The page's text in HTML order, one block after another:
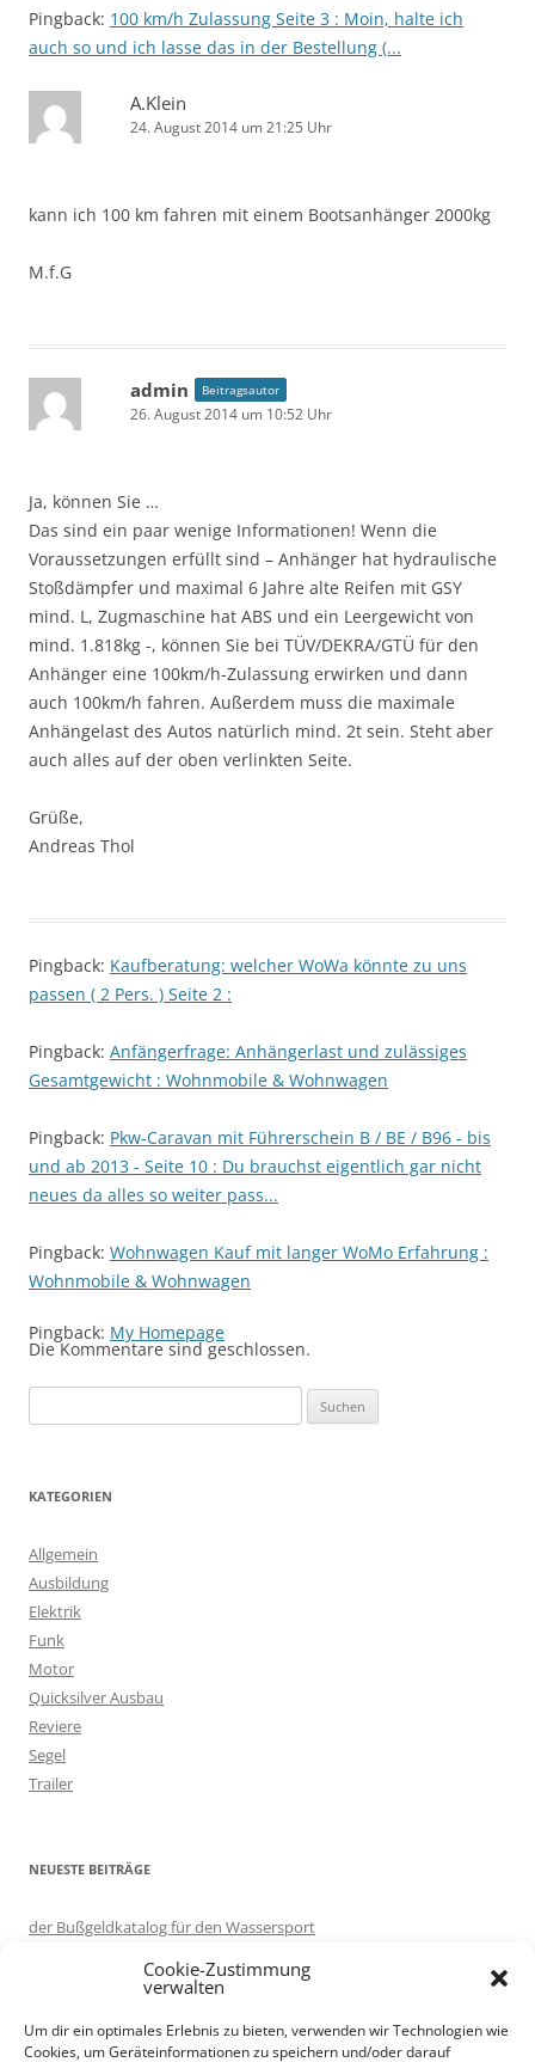
Pingback: 100 km/h Zulassung Seite 3 : Moin, halte ich
auch so und ich lasse das in der Bestellung (...
A.Klein
24. August 2014 um 21:25 Uhr
kann ich 100 km fahren mit einem Bootsanhänger 2000kg
M.f.G
admin Beitragsautor
26. August 2014 um 10:52 Uhr
Ja, können Sie …
Das sind ein paar wenige Informationen! Wenn die
Voraussetzungen erfüllt sind – Anhänger hat hydraulische
Stoßdämpfer und maximal 6 Jahre alte Reifen mit GSY
mind. L, Zugmaschine hat ABS und ein Leergewicht von
mind. 1.818kg -, können Sie bei TÜV/DEKRA/GTÜ für den
Anhänger eine 100km/h-Zulassung erwirken und dann
auch 100km/h fahren. Außerdem muss die maximale
Anhängelast des Autos natürlich mind. 2t sein. Steht aber
auch alles auf der oben verlinkten Seite.
Grüße,
Andreas Thol
Pingback: Kaufberatung: welcher WoWa könnte zu uns
passen ( 2 Pers. ) Seite 2 :
Pingback: Anfängerfrage: Anhängerlast und zulässiges
Gesamtgewicht : Wohnmobile & Wohnwagen
Pingback: Pkw-Caravan mit Führerschein B / BE / B96 - bis
und ab 2013 - Seite 10 : Du brauchst eigentlich gar nicht
neues da alles so weiter pass...
Pingback: Wohnwagen Kauf mit langer WoMo Erfahrung :
Wohnmobile & Wohnwagen
Pingback: My Homepage
Die Kommentare sind geschlossen.
u
KATEGORIEN
Allgemein
Ausbildung
Elektrik
Funk
Motor
Quicksilver Ausbau
Reviere
Segel
Trailer
NEUESTE BEITRÄGE
der Bußgeldkatalog für den Wassersport
Motorboot ausprobieren – auf Korfu
Trailer renovieren
Cookie-Zustimmung
verwalten
Um dir ein optimales Erlebnis zu bieten, verwenden wir Technologien wie
Cookies, um Geräteinformationen zu speichern und/oder darauf